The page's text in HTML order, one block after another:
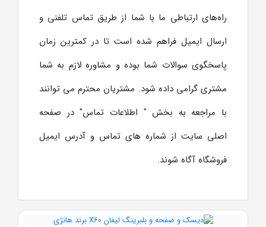
راه‌های ارتباطی ما با شما از طریق تماس تلفنی و
ارسال ایمیل فراهم شده است تا در کمترین زمان
پاسخگوی سوالات شما بوده و مشاوره لازم به شما
مشتری گرامی داده شود. مشتریان محترم می توانند
با مراجعه به بخش " اطلاعات تماس" در صفحه
اصلی سایت از شماره های تماس و آدرس ایمیل
فروشگاه آگاه شوند.